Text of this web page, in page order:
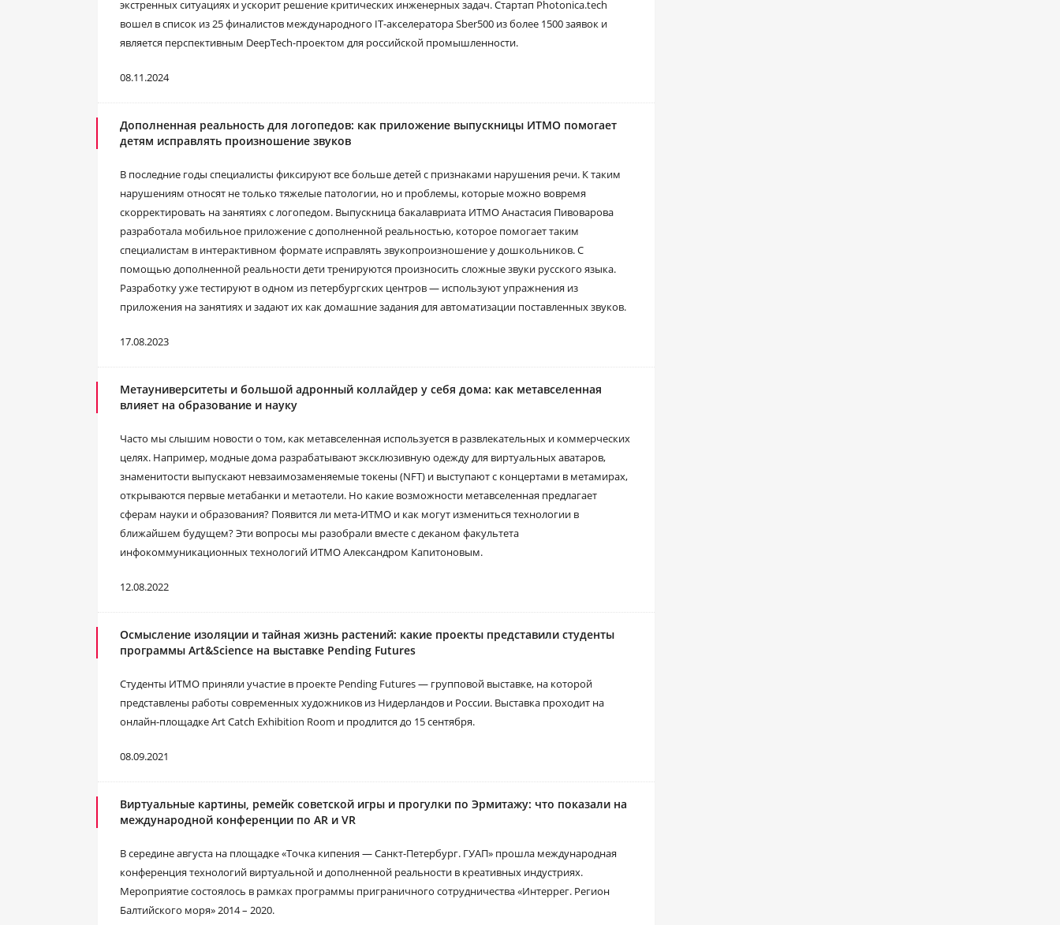
экстренных ситуациях и ускорит решение критических инженерных задач. Стартап Photonica.tech
вошел в список из 25 финалистов международного IT-акселератора Sber500 из более 1500 заявок и
является перспективным DeepTech-проектом для российской промышленности.
08.11.2024
Дополненная реальность для логопедов: как приложение выпускницы ИТМО помогает
детям исправлять произношение звуков
В последние годы специалисты фиксируют все больше детей с признаками нарушения речи. К таким
нарушениям относят не только тяжелые патологии, но и проблемы, которые можно вовремя
скорректировать на занятиях с логопедом. Выпускница бакалавриата ИТМО Анастасия Пивоварова
разработала мобильное приложение с дополненной реальностью, которое помогает таким
специалистам в интерактивном формате исправлять звукопроизношение у дошкольников. С
помощью дополненной реальности дети тренируются произносить сложные звуки русского языка.
Разработку уже тестируют в одном из петербургских центров — используют упражнения из
приложения на занятиях и задают их как домашние задания для автоматизации поставленных звуков.
17.08.2023
Метауниверситеты и большой адронный коллайдер у себя дома: как метавселенная
влияет на образование и науку
Часто мы слышим новости о том, как метавселенная используется в развлекательных и коммерческих
целях. Например, модные дома разрабатывают эксклюзивную одежду для виртуальных аватаров,
знаменитости выпускают невзаимозаменяемые токены (NFT) и выступают с концертами в метамирах,
открываются первые метабанки и метаотели. Но какие возможности метавселенная предлагает
сферам науки и образования? Появится ли мета-ИТМО и как могут измениться технологии в
ближайшем будущем? Эти вопросы мы разобрали вместе с деканом факультета
инфокоммуникационных технологий ИТМО Александром Капитоновым.
12.08.2022
Осмысление изоляции и тайная жизнь растений: какие проекты представили студенты
программы Art&Science на выставке Pending Futures
Студенты ИТМО приняли участие в проекте Pending Futures — групповой выставке, на которой
представлены работы современных художников из Нидерландов и России. Выставка проходит на
онлайн-площадке Art Catch Exhibition Room и продлится до 15 сентября.
08.09.2021
Виртуальные картины, ремейк советской игры и прогулки по Эрмитажу: что показали на
международной конференции по AR и VR
В середине августа на площадке «Точка кипения ― Санкт-Петербург. ГУАП» прошла международная
конференция технологий виртуальной и дополненной реальности в креативных индустриях.
Мероприятие состоялось в рамках программы приграничного сотрудничества «Интеррег. Регион
Балтийского моря» 2014 – 2020.